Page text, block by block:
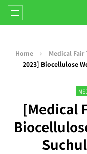
Home Medical
2023] Biocellulose
[Medical